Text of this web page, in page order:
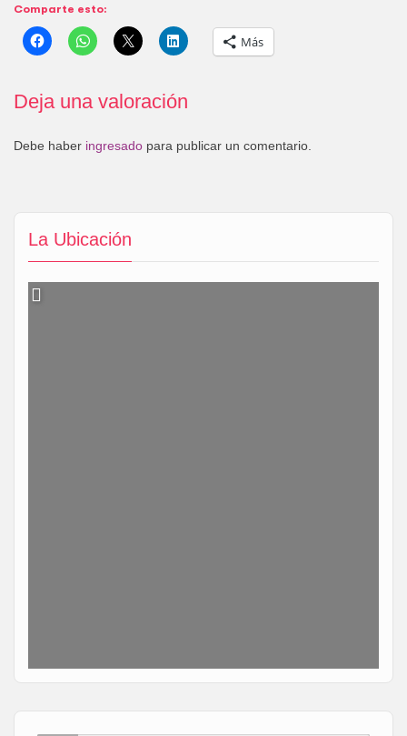
La Ubicación
Comparte esto:
Más
Deja una valoración
Debe haber ingresado para publicar un comentario.